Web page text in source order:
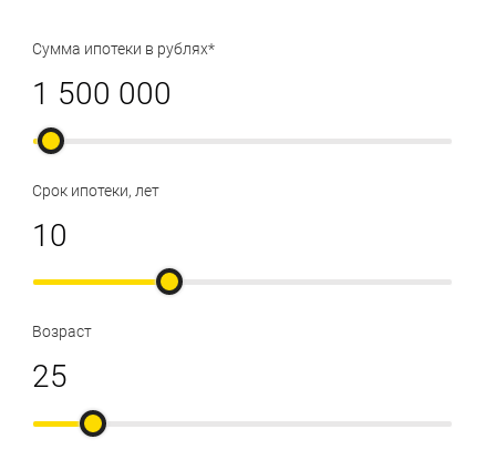
Сумма ипотеки в рублях*
Срок ипотеки, лет
Возраст